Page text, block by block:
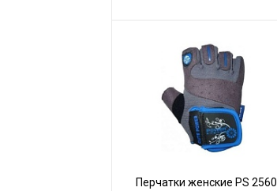
Перчатки женские PS 2560